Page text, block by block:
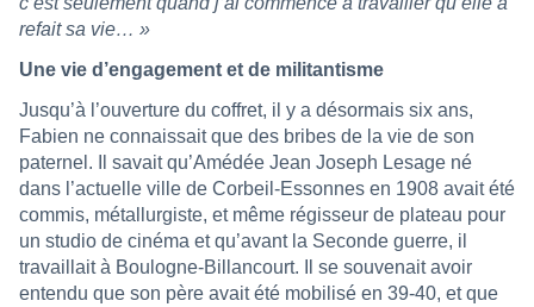
refait sa vie… »
Une vie d’engagement et de militantisme
Jusqu’à l’ouverture du coffret, il y a désormais six ans,
Fabien ne connaissait que des bribes de la vie de son
paternel. Il savait qu’Amédée Jean Joseph Lesage né
dans l’actuelle ville de Corbeil-Essonnes en 1908 avait été
commis, métallurgiste, et même régisseur de plateau pour
un studio de cinéma et qu’avant la Seconde guerre, il
travaillait à Boulogne-Billancourt. Il se souvenait avoir
entendu que son père avait été mobilisé en 39-40, et que